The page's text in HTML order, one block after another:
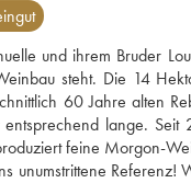
und ihrem Bruder
steht. Die 14
60 Jahre alten
lange.
feine Morgon-
unumstrittene Referenz!